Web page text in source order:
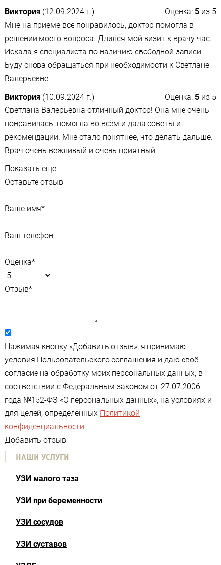
Виктория (12.09.2024 г.) Оценка: 5 из 5
Мне на приеме все понравилось, доктор помогла в
решении моего вопроса. Длился мой визит к врачу час.
Искала я специалиста по наличию свободной записи.
Буду снова обращаться при необходимости к Светлане
Валерьевне.
Виктория (10.09.2024 г.) Оценка: 5 из 5
Светлана Валерьевна отличный доктор! Она мне очень
понравилась, помогла во всём и дала советы и
рекомендации. Мне стало понятнее, что делать дальше.
Врач очень вежливый и очень приятный.
Показать еще
Оставьте отзыв
Ваше имя*
Ваш телефон
Оценка*
Отзыв*
Нажимая кнопку «Добавить отзыв», я принимаю
условия Пользовательского соглашения и даю своё
согласие на обработку моих персональных данных, в
соответствии с Федеральным законом от 27.07.2006
года №152-ФЗ «О персональных данных», на условиях и
для целей, определенных Политикой
конфиденциальности.
Добавить отзыв
НАШИ УСЛУГИ
УЗИ малого таза
УЗИ при беременности
УЗИ сосудов
УЗИ суставов